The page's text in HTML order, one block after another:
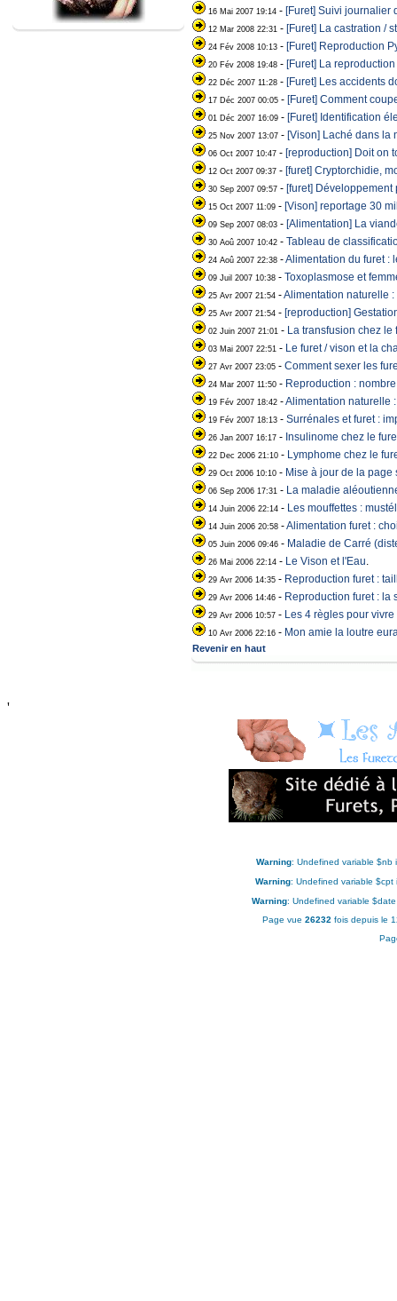
16 Mai 2007 19:14 - [Furet] Suivi journalier
12 Mar 2008 22:31 - [Furet] La castration /
24 Fév 2008 10:13 - [Furet] Reproduction
20 Fév 2008 19:48 - [Furet] La
22 Déc 2007 11:28 - [Furet] Les accidents
17 Déc 2007 00:05 - [Furet] Comment
01 Déc 2007 16:09 - [Furet] Identification
25 Nov 2007 13:07 - [Vison] Laché dans la
06 Oct 2007 10:47 - [reproduction] Doit on
12 Oct 2007 09:37 - [furet] Cryptorchidie,
30 Sep 2007 09:57 - [furet]
15 Oct 2007 11:09 - [Vison] reportage 30
09 Sep 2007 08:03 - [Alimentation] La
30 Aoû 2007 10:42 - Tableau de
24 Aoû 2007 22:38 -Alimentation du furet :
09 Juil 2007 10:38 - Toxoplasmose et
25 Avr 2007 21:54 -Alimentation naturelle
25 Avr 2007 21:54 - [reproduction]
02 Juin 2007 21:01 - La transfusion chez le
03 Mai 2007 22:51 - Le furet / vison et la
27 Avr 2007 23:05 - Comment sexer les
24 Mar 2007 11:50 - Reproduction :
19 Fév 2007 18:42 -Alimentation naturelle
19 Fév 2007 18:13 - Surrénales et furet :
26 Jan 2007 16:17 - Insulinome chez le
22 Dec 2006 21:10 - Lymphome chez le
29 Oct 2006 10:10 - Mise à jour de la page
06 Sep 2006 17:31 - La maladie
14 Juin 2006 22:14 - Les mouffettes :
14 Juin 2006 20:58 -Alimentation furet :
05 Juin 2006 09:46 - Maladie de Carré
26 Mai 2006 22:14 - Le Vison et l'Eau.
29 Avr 2006 14:35 - Reproduction furet :
29 Avr 2006 14:46 - Reproduction furet : la
29 Avr 2006 10:57 - Les 4 règles pour
10 Avr 2006 22:16 - Mon amie la loutre
Revenir en haut
'
Warning: Undefined variable $nb
Warning: Undefined variable $cpt
Warning: Undefined variable
Page vue 26232 fois depuis le